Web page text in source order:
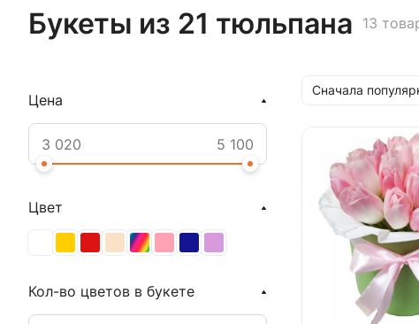
Букеты из 21 тюльпана 13
Сначала
Цена
Цвет
Кол-во цветов в букете